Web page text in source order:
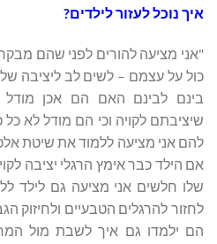
איך נוכל לעזור לילדים?
"אני מציעה להורים לפני שהם
כול על עצמם – לשים לב ליציבה
בינם לבינם האם הם אכן מודל
שיציבתם לקויה וכי הם מודל לא כל
להם אני מציעה ללמוד את שיטת
אם הילד כבר אימץ הרגלי יציבה
שלו חלשים אני מציעה גם לילד
לחזור להרגלים הטבעיים ולחיזוק
הם ילמדו גם איך לשבת מול